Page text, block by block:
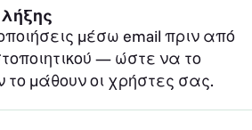
μέσω email πριν από
— ώστε να το
το μάθουν οι χρήστες σας.